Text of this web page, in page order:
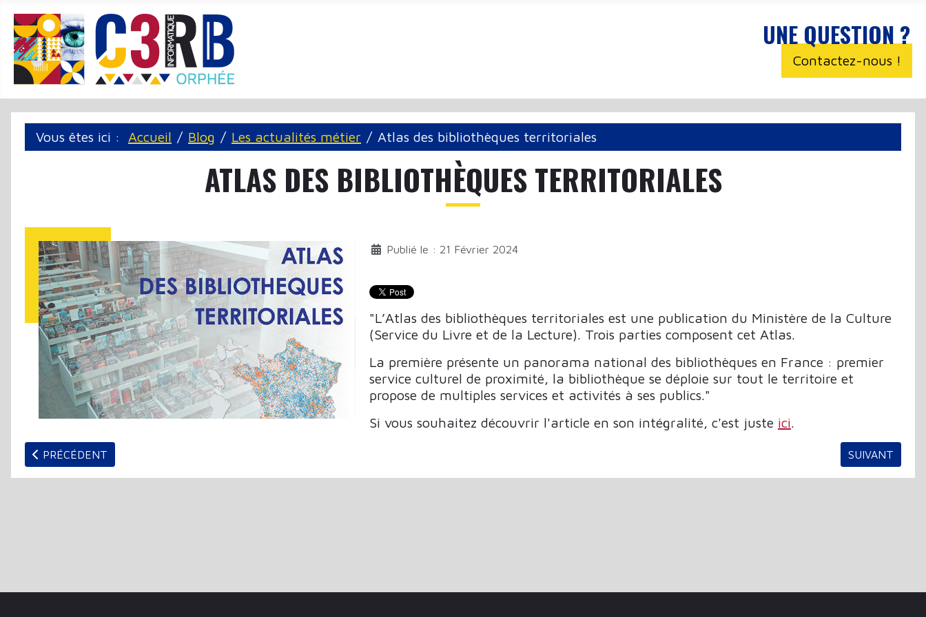
UNE QUESTION ?
Contactez-nous !
Vous êtes ici : Accueil Blog Les actualités métier Atlas des bibliothèques territoriales
ATLAS DES BIBLIOTHÈQUES TERRITORIALES
Publié le : 21 Février 2024
"L’Atlas des bibliothèques territoriales est une publication du Ministère de la Culture
(Service du Livre et de la Lecture). Trois parties composent cet Atlas.
La première présente un panorama national des bibliothèques en France : premier
service culturel de proximité, la bibliothèque se déploie sur tout le territoire et
propose de multiples services et activités à ses publics."
Si vous souhaitez découvrir l'article en son intégralité, c'est juste ici.
ARTICLE PRÉCÉDENT : APPEL À CONTRIBUTIONS POUR LES DOSSIERS THÉMATIQUES DU BBF EN 2024
PRÉCÉDENT ARTICLE
SUIVANT